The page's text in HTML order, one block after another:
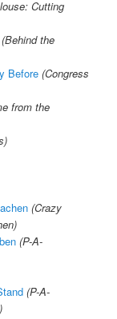
Cutting
(Behind the
Before (Congress
from the
(Crazy
(P-A-
(P-A-